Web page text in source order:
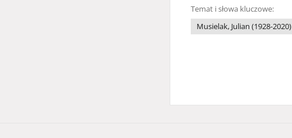
Temat i słowa kluczowe:
Musielak, Julian (1928-2020)